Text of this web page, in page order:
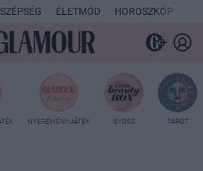
SZÉPSÉG ÉLETMÓD HOROSZKÓP
NYEREMÉNYJÁTÉK SYOSS TAROT